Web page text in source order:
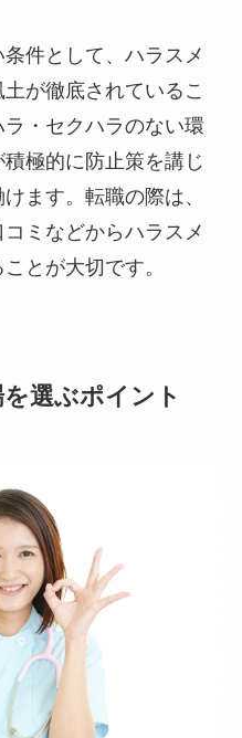
件として、ハラスメ
が徹底されているこ
・セクハラのない環
極的に防止策を講じ
ます。転職の際は、
ミなどからハラスメ
とが大切です。
選ぶポイント